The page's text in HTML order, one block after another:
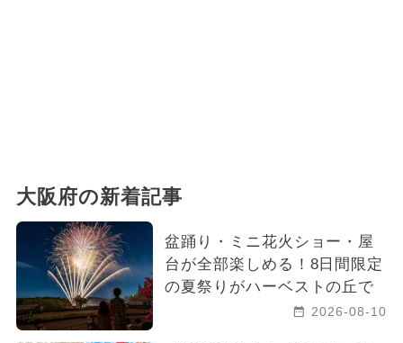
大阪府の新着記事
盆踊り・ミニ花火ショー・屋
台が全部楽しめる！8日間限定
の夏祭りがハーベストの丘で
2026-08-10